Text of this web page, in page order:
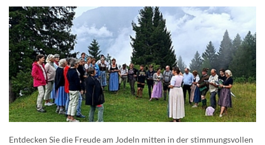
Entdecken Sie die Freude am Jodeln mitten in der stimmungsvollen